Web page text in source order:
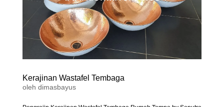
Kerajinan Wastafel Tembaga
oleh dimasbayus